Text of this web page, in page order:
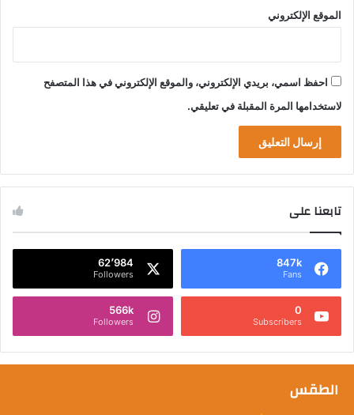
الموقع الإلكتروني
احفظ اسمي، بريدي الإلكتروني، والموقع الإلكتروني في هذا المتصفح
لاستخدامها المرة المقبلة في تعليقي.
تابعنا على
847k
Fans
62٬984
Followers
0
Subscribers
566k
Followers
الطقس